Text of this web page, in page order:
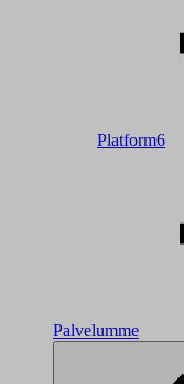
Platform6
Palvelumme